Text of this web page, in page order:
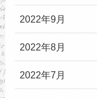
2022年9月
2022年8月
2022年7月